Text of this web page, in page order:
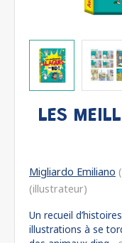
LES
Migliardo Emiliano
(illustrateur)
Un recueil
illustrations à se